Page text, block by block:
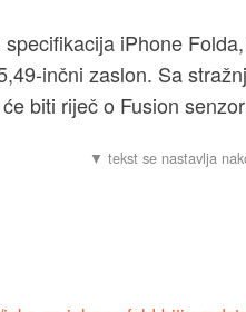
iPhone
inčni zaslon. Sa
biti riječ o Fusion